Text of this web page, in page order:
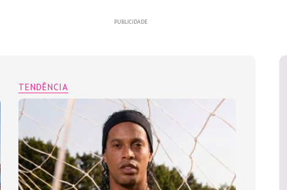
PUBLICIDADE
TENDÊNCIA